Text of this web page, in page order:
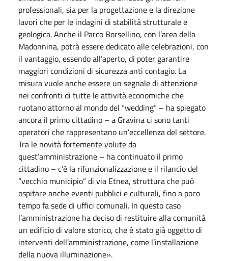
professionali, sia per la progettazione e la direzione
lavori che per le indagini di stabilità strutturale e
geologica. Anche il Parco Borsellino, con l’area della
Madonnina, potrà essere dedicato alle celebrazioni, con
il vantaggio, essendo all’aperto, di poter garantire
maggiori condizioni di sicurezza anti contagio. La
misura vuole anche essere un segnale di attenzione
nei confronti di tutte le attività economiche che
ruotano attorno al mondo del “wedding” – ha spiegato
ancora il primo cittadino – a Gravina ci sono tanti
operatori che rappresentano un’eccellenza del settore.
Tra le novità fortemente volute da
quest’amministrazione – ha continuato il primo
cittadino – c’è la rifunzionalizzazione e il rilancio del
“vecchio municipio” di via Etnea, struttura che può
ospitare anche eventi pubblici e culturali, fino a poco
tempo fa sede di uffici comunali. In questo caso
l’amministrazione ha deciso di restituire alla comunità
un edificio di valore storico, che è stato già oggetto di
interventi dell’amministrazione, come l’installazione
della nuova illuminazione».